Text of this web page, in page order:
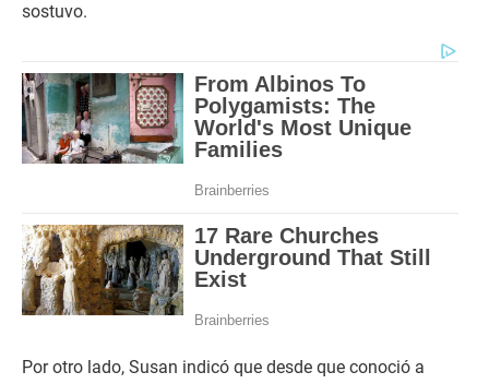
sostuvo.
Por otro lado, Susan indicó que desde que conoció a